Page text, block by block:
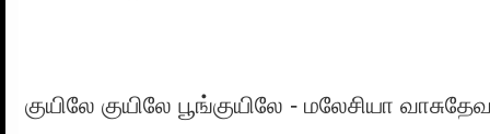
குயிலே குயிலே பூங்குயிலே - மலேசியா